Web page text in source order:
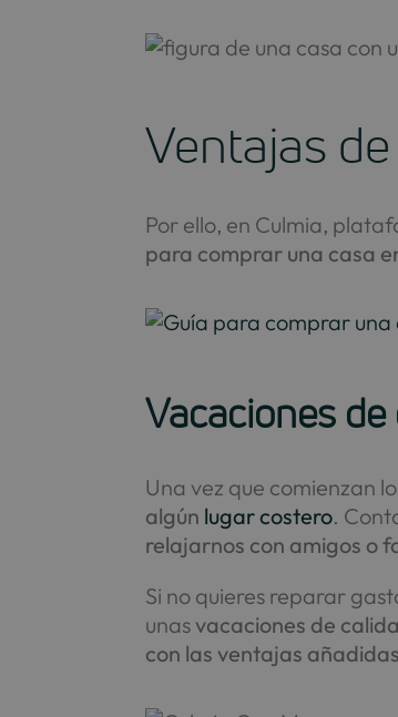
Ventajas
Por ello, en Culmia,
para comprar una casa
Vacaciones
Una vez que comienzan
algún lugar costero.
relajarnos con amigos o
Si no quieres reparar
unas vacaciones de
con las ventajas